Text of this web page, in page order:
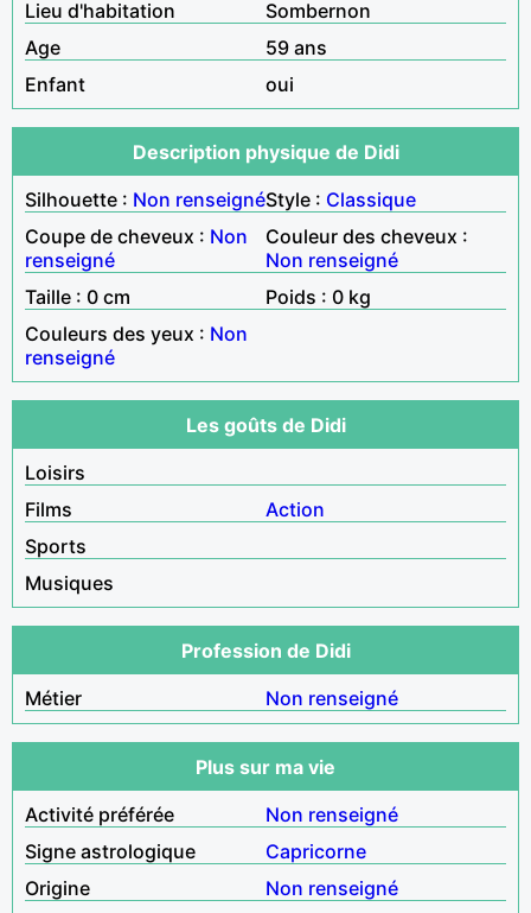
Lieu d'habitation
Sombernon
Age
59 ans
Enfant
oui
Description physique de Didi
Silhouette : Non renseignéStyle : Classique
Coupe de cheveux : Non
renseigné
Couleur des cheveux :
Non renseigné
Taille : 0 cm
Poids : 0 kg
Couleurs des yeux : Non
renseigné
Les goûts de Didi
Loisirs
Films
Action
Sports
Musiques
Profession de Didi
Métier
Non renseigné
Plus sur ma vie
Activité préférée
Non renseigné
Signe astrologique
Capricorne
Origine
Non renseigné